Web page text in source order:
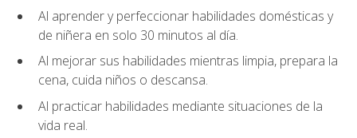
Al aprender y perfeccionar habilidades domésticas y
de niñera en solo 30 minutos al día.
Al mejorar sus habilidades mientras limpia, prepara la
cena, cuida niños o descansa.
Al practicar habilidades mediante situaciones de la
vida real.